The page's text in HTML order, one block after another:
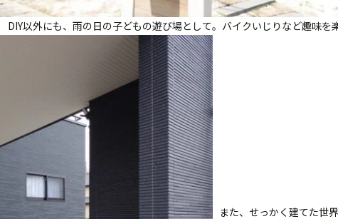
DIY以外にも、雨の日の子どもの遊び場として。バイクいじりなど趣味を
また、せっかく建てた世